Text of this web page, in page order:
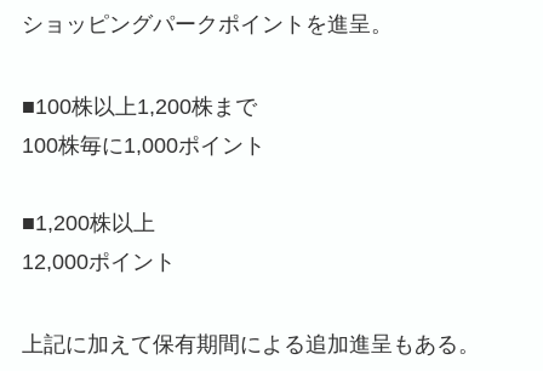
ショッピングパークポイントを進呈。
■100株以上1,200株まで
100株毎に1,000ポイント
■1,200株以上
12,000ポイント
上記に加えて保有期間による追加進呈もある。